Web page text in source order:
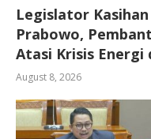
Legislator
Prabowo,
Atasi Krisis Energi
August 8, 2026